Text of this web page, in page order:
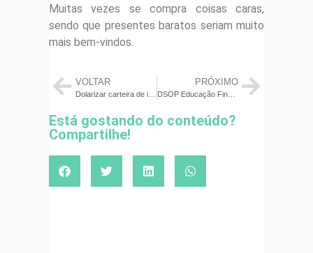
Muitas vezes se compra coisas caras,
sendo que presentes baratos seriam muito
mais bem-vindos.
VOLTAR
Dolarizar carteira de investimentos pode ajudar a minimizar perdas na bolsa
PRÓXIMO
DSOP Educação Financeira ganhou destaque na CONARH 2023 com abordagem inovadora
Está gostando do conteúdo?
Compartilhe!